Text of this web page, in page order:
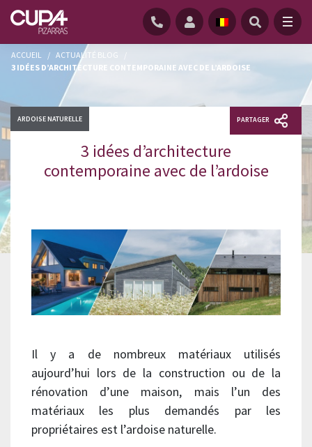
ACCUEIL / ACTUALITÉ BLOG
/
3 IDÉES D’ARCHITECTURE CONTEMPORAINE AVEC DE L’ARDOISE
ARDOISE NATURELLE PARTAGER
3 idées d’architecture
contemporaine avec de l’ardoise
Il y a de nombreux matériaux utilisés
aujourd’hui lors de la construction ou de la
rénovation d’une maison, mais l’un des
matériaux les plus demandés par les
propriétaires est l’ardoise naturelle.